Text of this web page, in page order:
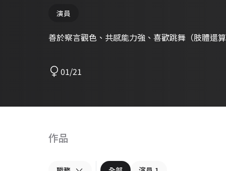
演員
善於察言觀色、共感能力強、喜歡跳舞（肢體還
01/21
作品